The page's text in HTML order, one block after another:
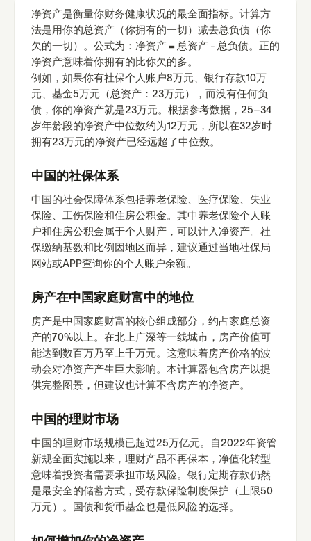
净资产是衡量你财务健康状况的最全面指标。计算方
法是用你的总资产（你拥有的一切）减去总负债（你
欠的一切）。公式为：净资产 = 总资产 - 总负债。正的
净资产意味着你拥有的比你欠的多。
例如，如果你有社保个人账户8万元、银行存款10万
元、基金5万元（总资产：23万元），而没有任何负
债，你的净资产就是23万元。根据参考数据，25–34
岁年龄段的净资产中位数约为12万元，所以在32岁时
拥有23万元的净资产已经远超了中位数。
中国的社保体系
中国的社会保障体系包括养老保险、医疗保险、失业
保险、工伤保险和住房公积金。其中养老保险个人账
户和住房公积金属于个人财产，可以计入净资产。社
保缴纳基数和比例因地区而异，建议通过当地社保局
网站或APP查询你的个人账户余额。
房产在中国家庭财富中的地位
房产是中国家庭财富的核心组成部分，约占家庭总资
产的70%以上。在北上广深等一线城市，房产价值可
能达到数百万乃至上千万元。这意味着房产价格的波
动会对净资产产生巨大影响。本计算器包含房产以提
供完整图景，但建议也计算不含房产的净资产。
中国的理财市场
中国的理财市场规模已超过25万亿元。自2022年资管
新规全面实施以来，理财产品不再保本，净值化转型
意味着投资者需要承担市场风险。银行定期存款仍然
是最安全的储蓄方式，受存款保险制度保护（上限50
万元）。国债和货币基金也是低风险的选择。